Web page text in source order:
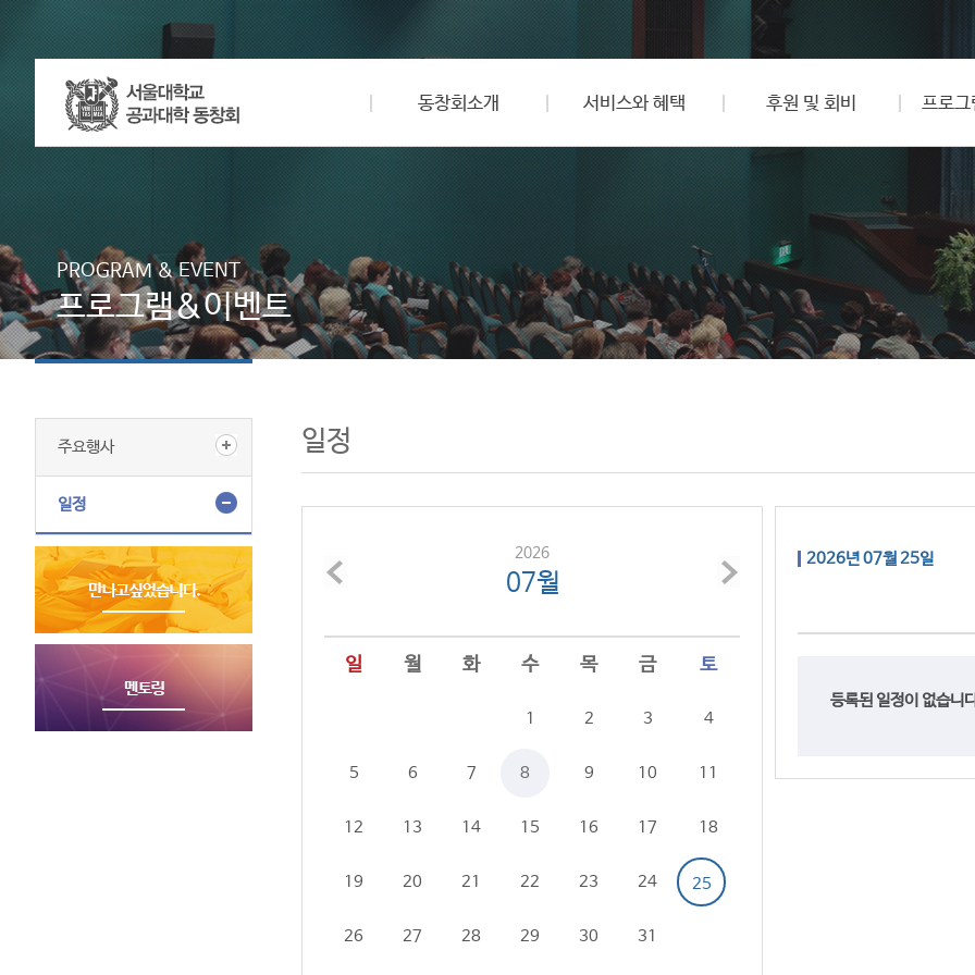
동창회소개 서비스와 혜택 후원 및 회비 프로
PROGRAM & EVENT
프로그램&이벤트
주요행사
일정
일정
2026
07월
일 월 화 수 목 금 토
1 2 3 4
5 6 7 8 9 10 11
12 13 14 15 16 17 18
19 20 21 22 23 24 25
26 27 28 29 30 31
2026년 07월 25일
등록된 일정이 없습니